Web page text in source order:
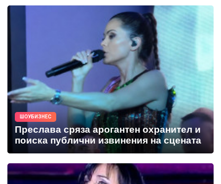
ШОУБИЗНЕС
Преслава сряза арогантен охранител и
поиска публични извинения на сцената